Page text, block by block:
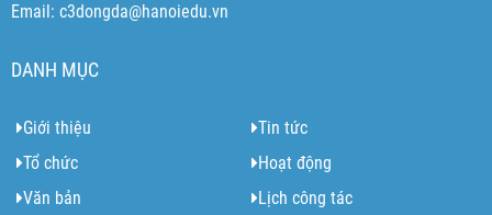
Email: c3dongda@hanoiedu.vn
DANH MỤC
Giới thiệu
Tin tức
Tổ chức
Hoạt động
Văn bản
Lịch công tác